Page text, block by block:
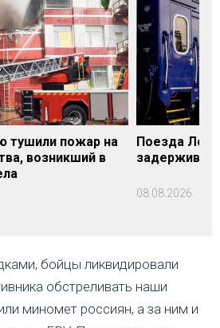
тушили пожар на
возникший в
Поезда
08.08.2026
бойцы ликвидировали
обстреливать наши
миномет россиян, а за ним и